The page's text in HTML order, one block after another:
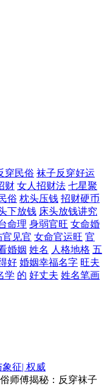
穿民俗 袜子反穿好运
财 女人招财法 七星聚
俗 枕头压钱 招财硬币
下放钱 床头放钱讲究
命理 身弱官旺 女命婚
官见官 女命官运旺 官
婚姻 姓名 人格地格 五
好 婚姻幸福名字 旺夫
学 的 好丈夫 姓名笔画
征| 权威
师傅揭秘：反穿袜子